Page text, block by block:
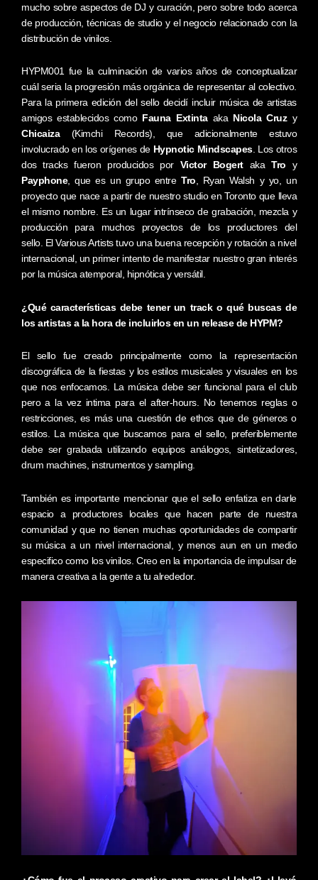
mucho sobre aspectos de DJ y curación, pero sobre todo acerca
de producción, técnicas de studio y el negocio relacionado con la
distribución de vinilos.
HYPM001 fue la culminación de varios años de conceptualizar
cuál seria la progresión más orgánica de representar al colectivo.
Para la primera edición del sello decidí incluir música de artistas
amigos establecidos como Fauna Extintaaka Nicola Cruzy
Chicaiza (Kimchi Records), que adicionalmente estuvo
involucrado en los orígenes de Hypnotic Mindscapes. Los otros
dos tracks fueron producidos por Victor BogertakaTro y
Payphone, que es un grupo entreTro , Ryan Walsh y yo, un
proyecto que nace a partir de nuestro studio en Toronto que lleva
el mismo nombre. Es un lugar intrínseco de grabación, mezcla y
producción para muchos proyectos de los productores del
sello. El Various Artists tuvo una buena recepción y rotación a nivel
internacional, un primer intento de manifestar nuestro gran interés
por la música atemporal, hipnótica y versátil.
¿Qué características debe tener un track o qué buscas de
los artistas a la hora de incluirlos en un release de HYPM?
El sello fue creado principalmente como la representación
discográfica de la fiestas y los estilos musicales y visuales en los
que nos enfocamos. La música debe ser funcional para el club
pero a la vez intima para el after-hours. No tenemos reglas o
restricciones, es más una cuestión de ethos que de géneros o
estilos. La música que buscamos para el sello, preferiblemente
debe ser grabada utilizando equipos análogos, sintetizadores,
drum machines, instrumentos y sampling.
También es importante mencionar que el sello enfatiza en darle
espacio a productores locales que hacen parte de nuestra
comunidad y que no tienen muchas oportunidades de compartir
su música a un nivel internacional, y menos aun en un medio
especifico como los vinilos. Creo en la importancia de impulsar de
manera creativa a la gente a tu alrededor.